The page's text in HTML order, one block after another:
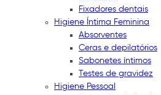
Fixadores dentais
Higiene Íntima Feminina
Absorventes
Ceras e depilatórios
Sabonetes íntimos
Testes de gravidez
Higiene Pessoal